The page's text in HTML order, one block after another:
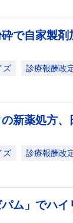
で自家製剤
ズ 診療報酬改
新薬処方、
ズ 診療報酬改
ム」でハイ